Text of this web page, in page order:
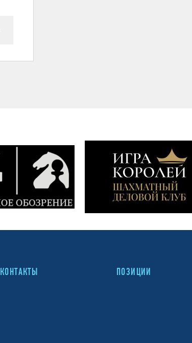
КОНТАКТЫ ПОЗИЦИИ